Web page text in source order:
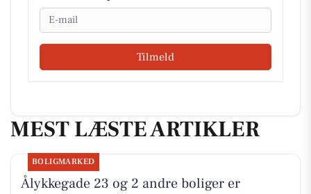
Email
Tilmeld
MEST LÆSTE ARTIKLER
BOLIGMARKED
Ålykkegade 23 og 2 andre boliger er